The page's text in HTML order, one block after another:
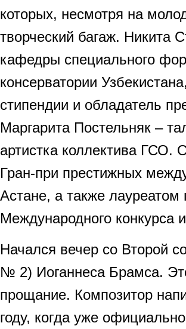
которых, несмотря на
творческий багаж. Никита
кафедры специального
консерватории
стипендии и обладатель
Маргарита Постельняк –
артистка коллектива ГСО.
Гран-при престижных
Астане, а также
Международного
Начался вечер со Второй
№ 2) Иоганнеса Брамса.
прощание. Композитор
году, когда уже